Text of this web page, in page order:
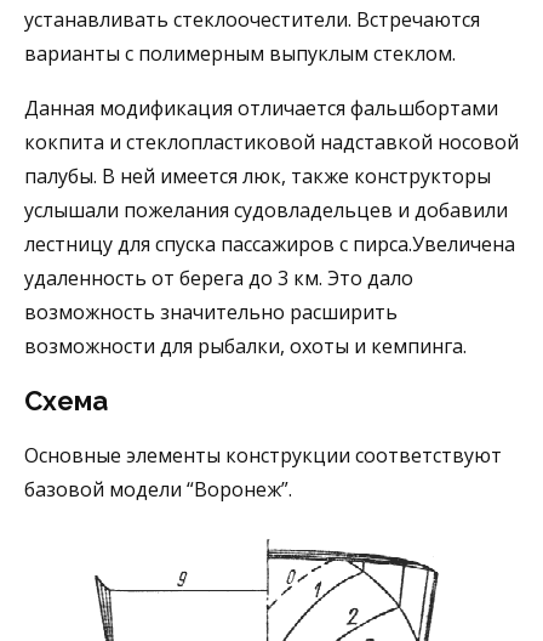
устанавливать стеклоочестители. Встречаются
варианты с полимерным выпуклым стеклом.
Данная модификация отличается фальшбортами
кокпита и стеклопластиковой надставкой носовой
палубы. В ней имеется люк, также конструкторы
услышали пожелания судовладельцев и добавили
лестницу для спуска пассажиров с пирса.Увеличена
удаленность от берега до 3 км. Это дало
возможность значительно расширить
возможности для рыбалки, охоты и кемпинга.
Схема
Основные элементы конструкции соответствуют
базовой модели “Воронеж”.